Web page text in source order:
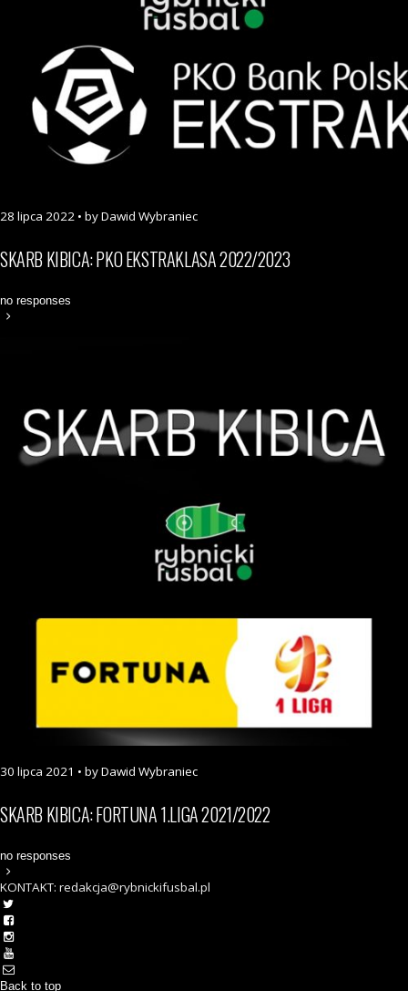
28 lipca 2022 • by Dawid Wybraniec
SKARB KIBICA: PKO EKSTRAKLASA 2022/2023
no responses
30 lipca 2021 • by Dawid Wybraniec
SKARB KIBICA: FORTUNA 1.LIGA 2021/2022
no responses
KONTAKT: redakcja@rybnickifusbal.pl
Back to top